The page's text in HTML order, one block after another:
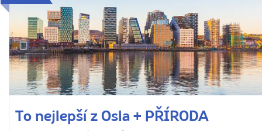
To nejlepší z Osla + PŘÍRODA